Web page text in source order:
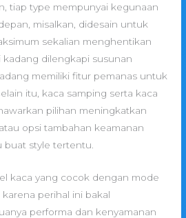
tiap type mempunyai kegunaan
misalkan, didesain untuk
sekalian menghentikan
kadang dilengkapi susunan
memiliki fitur pemanas untuk
itu, kaca samping serta kaca
pilihan meningkatkan
opsi tambahan keamanan
buat style tertentu.
kaca yang cocok dengan mode
perihal ini bakal
performa dan kenyamanan